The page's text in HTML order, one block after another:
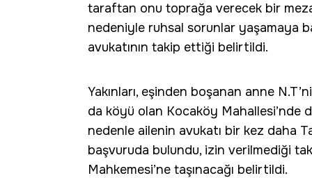
taraftan onu toprağa verecek bir
nedeniyle ruhsal sorunlar yaşamaya
avukatının takip ettiği belirtildi.
Yakınları, eşinden boşanan anne
da köyü olan Kocaköy Mahallesi’nde
nedenle ailenin avukatı bir kez daha
başvuruda bulundu, izin verilmediği
Mahkemesi’ne taşınacağı belirtildi.